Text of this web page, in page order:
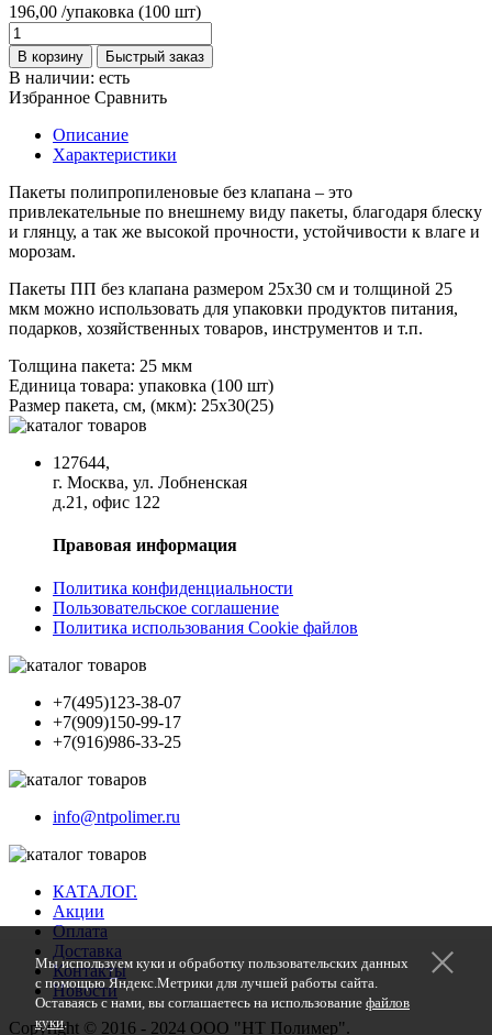
196,00 /упаковка (100 шт)
В корзину Быстрый заказ
В наличии: есть
Избранное Сравнить
Описание
Характеристики
Пакеты полипропиленовые без клапана – это
привлекательные по внешнему виду пакеты, благодаря блеску
и глянцу, а так же высокой прочности, устойчивости к влаге и
морозам.
Пакеты ПП без клапана размером 25x30 см и толщиной 25
мкм можно использовать для упаковки продуктов питания,
подарков, хозяйственных товаров, инструментов и т.п.
Толщина пакета: 25 мкм
Единица товара: упаковка (100 шт)
Размер пакета, см, (мкм): 25х30(25)
127644,
г. Москва, ул. Лобненская
д.21, офис 122
Правовая информация
Политика конфиденциальности
Пользовательское соглашение
Политика использования Cookie файлов
+7(495)123-38-07
+7(909)150-99-17
+7(916)986-33-25
info@ntpolimer.ru
КАТАЛОГ.
Акции
Оплата
Доставка
Контакты
Новости
Copyright © 2016 - 2024 ООО "НТ Полимер".
Мы используем куки и обработку пользовательских данных
с помощью Яндекс.Метрики для лучшей работы сайта.
Оставаясь с нами, вы соглашаетесь на использование файлов
куки.